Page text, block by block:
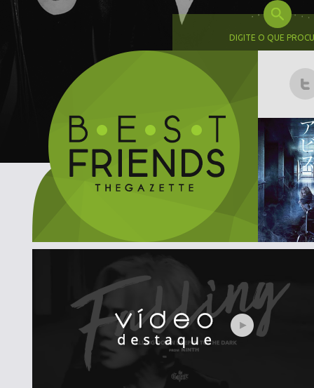
DIGITE O QUE